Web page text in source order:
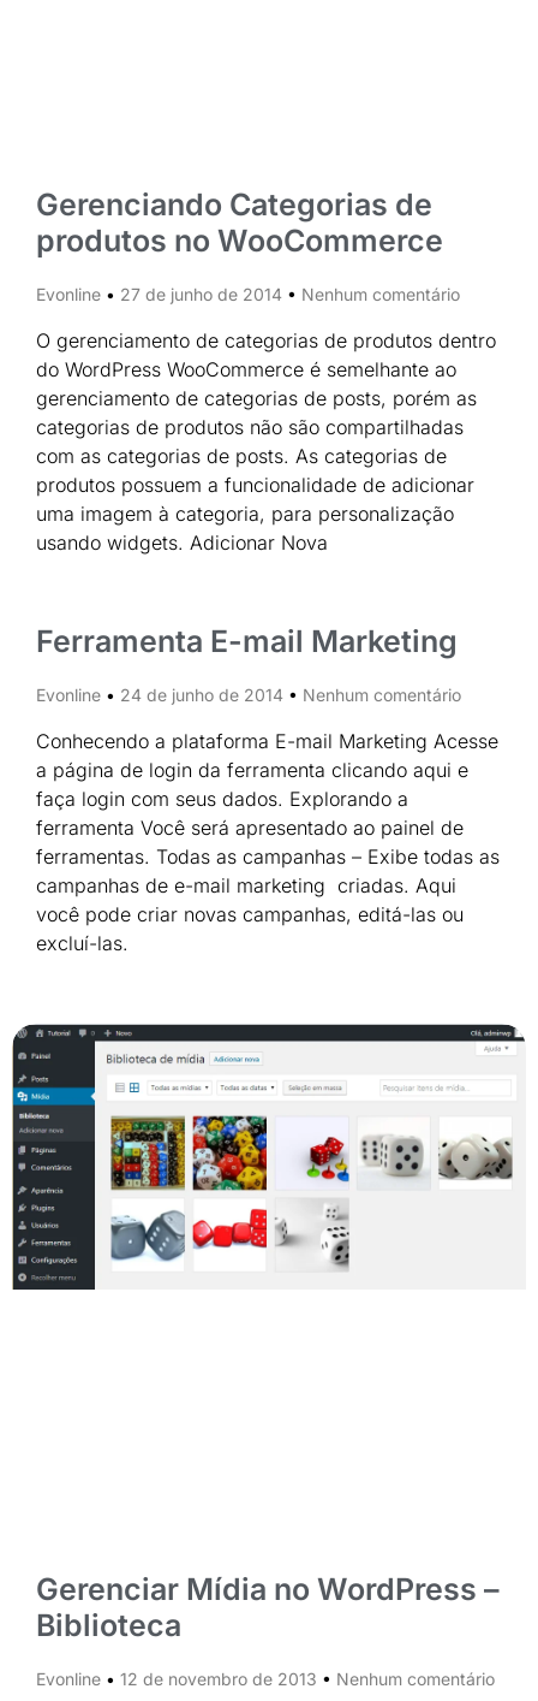
Gerenciando Categorias de
produtos no WooCommerce
Evonline 27 de junho de 2014 Nenhum comentário
O gerenciamento de categorias de produtos dentro
do WordPress WooCommerce é semelhante ao
gerenciamento de categorias de posts, porém as
categorias de produtos não são compartilhadas
com as categorias de posts. As categorias de
produtos possuem a funcionalidade de adicionar
uma imagem à categoria, para personalização
usando widgets. Adicionar Nova
Ferramenta E-mail Marketing
Evonline 24 de junho de 2014 Nenhum comentário
Conhecendo a plataforma E-mail Marketing Acesse
a página de login da ferramenta clicando aqui e
faça login com seus dados. Explorando a
ferramenta Você será apresentado ao painel de
ferramentas. Todas as campanhas – Exibe todas as
campanhas de e-mail marketing criadas. Aqui
você pode criar novas campanhas, editá-las ou
excluí-las.
Gerenciar Mídia no WordPress –
Biblioteca
Evonline 12 de novembro de 2013 Nenhum comentário